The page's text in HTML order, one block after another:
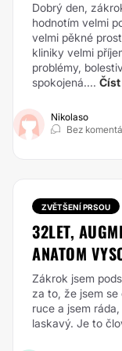
Dobrý den,
hodnotím velmi
velmi pěkné
kliniky velmi
problémy,
spokojená.... Číst
Nikolaso
Bez
ZVĚTŠENÍ PRSOU
32LET,
ANATOM
Zákrok jsem
za to, že jsem
ruce a jsem
laskavý. Je to